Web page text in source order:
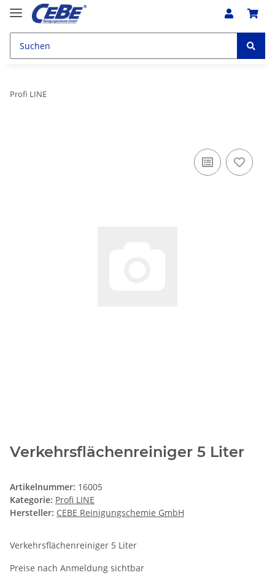
Profi LINE
Verkehrsflächenreiniger 5 Liter
Artikelnummer: 16005
Kategorie: Profi LINE
Hersteller: CEBE Reinigungschemie GmbH
Verkehrsflächenreiniger 5 Liter
Preise nach Anmeldung sichtbar